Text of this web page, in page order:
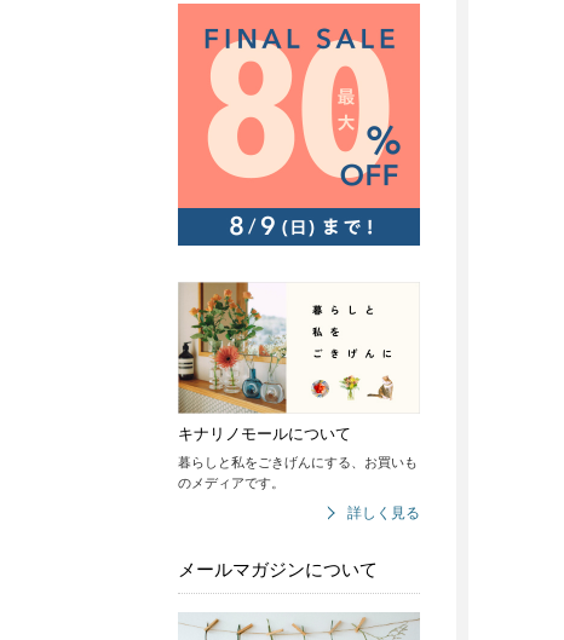
キナリノモールについて
暮らしと私をごきげんにする、お買いも
のメディアです。
詳しく見る
メールマガジンについて